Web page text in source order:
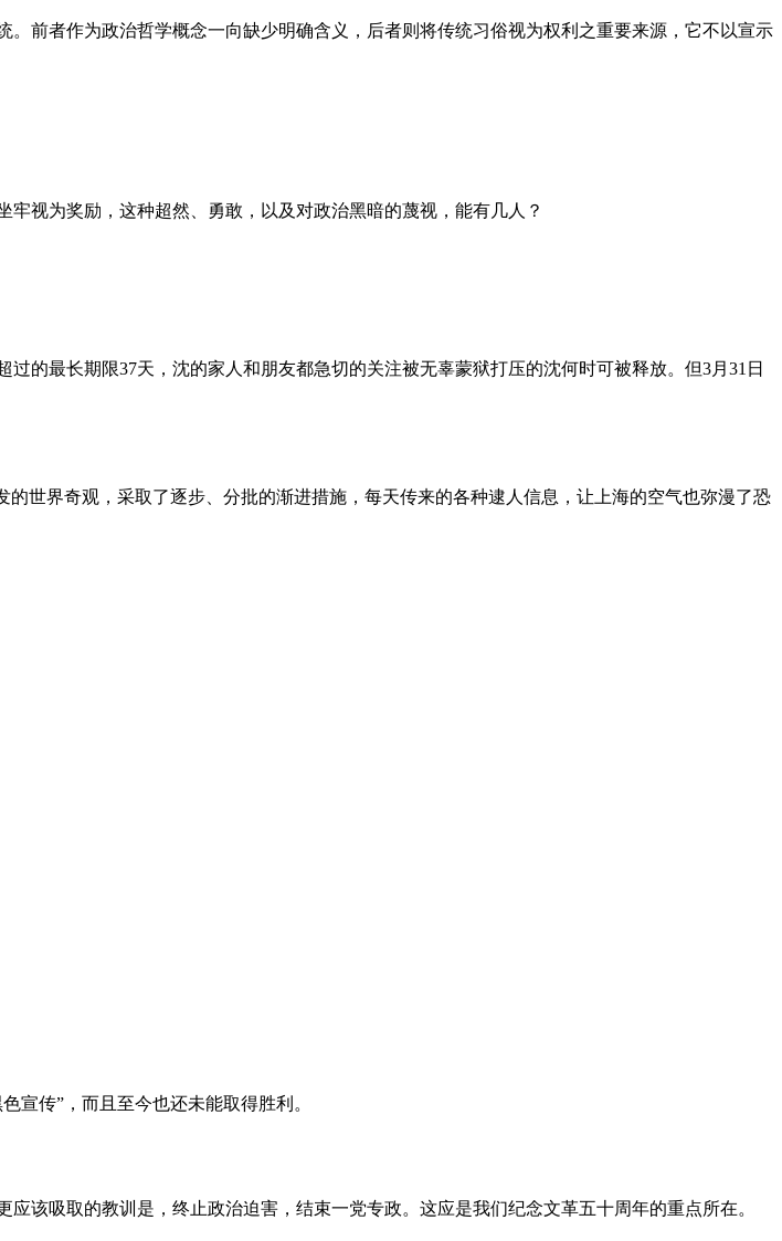
前者作为政治哲学概念一向缺少明确含义，后者则将传统习俗视为权利之重要来源，它不以宣示
视为奖励，这种超然、勇敢，以及对政治黑暗的蔑视，能有几人？
的最长期限37天，沈的家人和朋友都急切的关注被无辜蒙狱打压的沈何时可被释放。但3月31日
世界奇观，采取了逐步、分批的渐进措施，每天传来的各种逮人信息，让上海的空气也弥漫了恐
宣传”，而且至今也还未能取得胜利。
该吸取的教训是，终止政治迫害，结束一党专政。这应是我们纪念文革五十周年的重点所在。